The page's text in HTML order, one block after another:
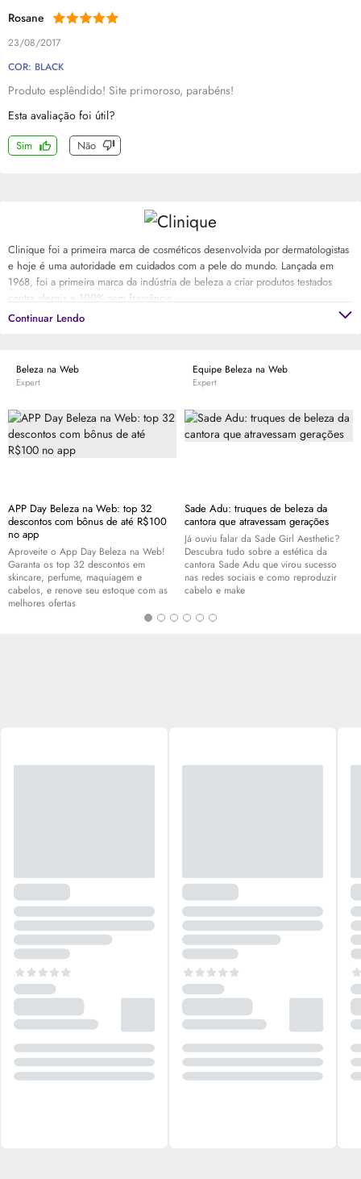
Rosane
23/08/2017
COR: BLACK
Produto esplêndido! Site primoroso, parabéns!
Esta avaliação foi útil?
Sim Não
Clinique foi a primeira marca de cosméticos desenvolvida por dermatologistas
e hoje é uma autoridade em cuidados com a pele do mundo. Lançada em
1968, foi a primeira marca da indústria de beleza a criar produtos testados
contra alergia e 100% sem fragrância.
Continuar Lendo
Beleza na Web
Expert
APP Day Beleza na Web: top 32
descontos com bônus de até R$100
no app
Aproveite o App Day Beleza na Web!
Garanta os top 32 descontos em
skincare, perfume, maquiagem e
cabelos, e renove seu estoque com as
melhores ofertas
Equipe Beleza na Web
Expert
Sade Adu: truques de beleza da
cantora que atravessam gerações
Já ouviu falar da Sade Girl Aesthetic?
Descubra tudo sobre a estética da
cantora Sade Adu que virou sucesso
nas redes sociais e como reproduzir
cabelo e make